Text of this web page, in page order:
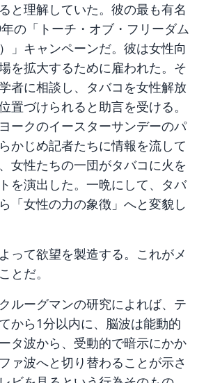
と理解していた。彼の最も有名
の「トーチ・オブ・フリーダム
」キャンペーンだ。彼は女性向
を拡大するために雇われた。そ
者に相談し、タバコを女性解放
置づけられると助言を受ける。
ークのイースターサンデーのパ
かじめ記者たちに情報を流して
女性たちの一団がタバコに火を
を演出した。一晩にして、タバ
「女性の力の象徴」へと変貌し
って欲望を製造する。これがメ
とだ。
ルーグマンの研究によれば、テ
から1分以内に、脳波は能動的
タ波から、受動的で暗示にかか
ァ波へと切り替わることが示さ